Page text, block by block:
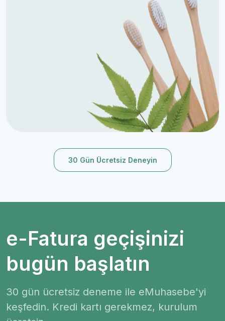
30 Gün Ücretsiz Deneyin
e-Fatura geçişinizi
bugün başlatın
30 gün ücretsiz deneme ile eMuhasebe'yi
keşfedin. Kredi kartı gerekmez, kurulum